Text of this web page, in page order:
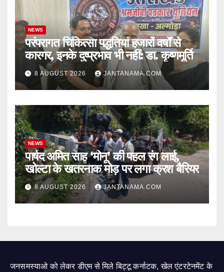
NEWS
परंपरागत चिकित्सा पद्धतियां हजारों वर्षों से
कारगर, इनके दुष्प्रभाव भी नहीं: डा. कृष्णमूर्ति
8 AUGUST 2026 JANTANAMA.COM
NEWS
पार्षद अमित साह ‘मोनू’ की पहल रंग लाई,
खोल्टा के खतरनाक मोड़ पर लगा क्रश बैरियर
8 AUGUST 2026 JANTANAMA.COM
जनसमस्याओ को लेकर डीएम से मिले बिट्टू कर्नाटक, खेल एंटरटेनमेंट के